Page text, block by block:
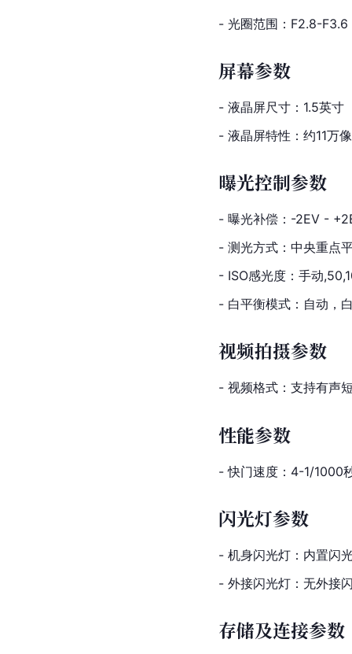
- 光圈范围：F2.8-F3.6
屏幕参数
- 液晶屏尺寸：1.5英寸
- 液晶屏特性：约11万
曝光控制参数
- 曝光补偿：-2EV -
- 测光方式：中央重点
- ISO感光度：手动
- 白平衡模式：自动，
视频拍摄参数
- 视频格式：支持有声
性能参数
- 快门速度：4-1/1000
闪光灯参数
- 机身闪光灯：内置闪
- 外接闪光灯：无外接
存储及连接参数